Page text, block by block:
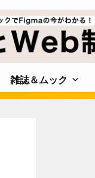
雑誌＆ムック